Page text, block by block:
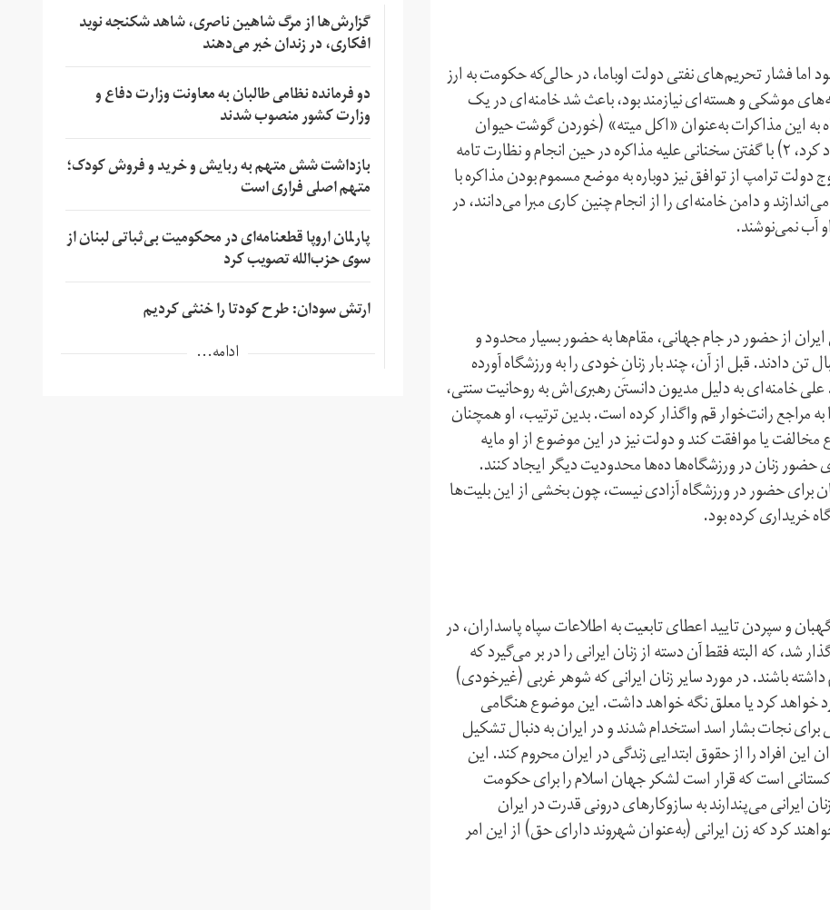
مخالف بود اما فشار تحریم‌های نفتی دولت اوباما، در حالی‌که حکومت به ارز
موشکی و هسته‌ای نیازمند بود، باعث شد خامنه‌ای در یک
به این مذاکرات به‌عنوان «اکل میته» (خوردن گوشت حیوان
مرده)، ۱) چشم‌انداز مذاکرات را به موضوع هسته‌ای محدود کرد، ۲) با گفتن سخنانی علیه مذاکره در حین انجام و نظارت تامه
بر گردن دولت انداخت و ۳) بعد از خروج دولت ترامپ از توافق نیز دوباره به موضع مسموم بودن مذاکره با
و دامن خامنه‌ای را از انجام چنین کاری مبرا می‌دانند، در
آب نمی‌نوشند.
از حضور در جام جهانی، مقام‌ها به حضور بسیار محدود و
دادند. قبل از آن، چند بار زنانِ خودی را به ورزشگاه آورده
علی خامنه‌ای به دلیل مدیون دانستن رهبری‌اش به روحانیت سنتی،
رانت‌خوار قم واگذار کرده است. بدین ترتیب، او همچنان
یا موافقت کند و دولت نیز در این موضوع از او مایه‌
زنان در ورزشگاه‌ها ده‌ها محدودیت دیگر ایجاد کنند.
زنان برای حضور در ورزشگاه آزادی نیست، چون بخشی از این بلیت‌ها
خریداری کرده بود.
سپردن تایید اعطای تابعیت به اطلاعات سپاه پاسداران، در
شد، که البته فقط آن دسته از زنان ایرانی را در بر می‌گیرد که
باشند. در مورد سایر زنان ایرانی که شوهر غربی (غیر‌خودی)
رد خواهد کرد یا معلق نگه خواهد داشت. این موضوع هنگامی
برای نجات بشار اسد استخدام شدند و در ایران به دنبال تشکیل
این افراد را از حقوق ابتدایی زندگی در ایران محروم کند. این
پاکستانی است که قرار است لشکر جهان اسلام را برای حکومت
ایرانی می‌پندارند به سازوکارهای درونی قدرت در ایران
کرد که زن ایرانی (به‌عنوان شهروند دارای حق) از این امر
گزارش‌ها از مرگ شاهین ناصری، شاهد شکنجه نوید
افکاری، در زندان خبر می‌دهند
دو فرمانده نظامی طالبان به معاونت وزارت دفاع و
وزارت کشور منصوب شدند
بازداشت شش متهم به ربایش و خرید و فروش کودک؛
متهم اصلی فراری است
پارلمان اروپا قطعنامه‌ای در محکومیت بی‌ثباتی لبنان از
سوی حزب‌الله تصویب کرد
ارتش سودان: طرح کودتا را خنثی کردیم
ادامه...